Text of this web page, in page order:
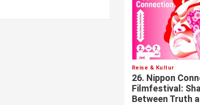
Reise & Kultur
26. Nippon
Filmfestival:
Between Truth